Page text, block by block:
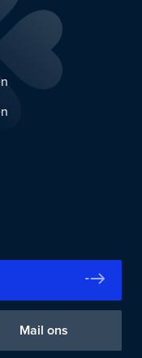
Mail ons